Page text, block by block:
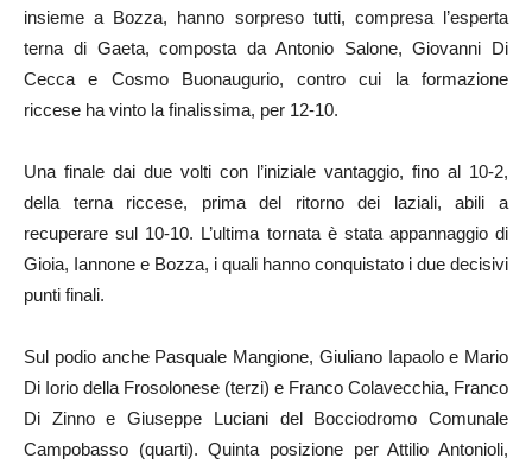
insieme a Bozza, hanno sorpreso tutti, compresa l’esperta
terna di Gaeta, composta da Antonio Salone, Giovanni Di
Cecca e Cosmo Buonaugurio, contro cui la formazione
riccese ha vinto la finalissima, per 12-10.
Una finale dai due volti con l’iniziale vantaggio, fino al 10-2,
della terna riccese, prima del ritorno dei laziali, abili a
recuperare sul 10-10. L’ultima tornata è stata appannaggio di
Gioia, Iannone e Bozza, i quali hanno conquistato i due decisivi
punti finali.
Sul podio anche Pasquale Mangione, Giuliano Iapaolo e Mario
Di Iorio della Frosolonese (terzi) e Franco Colavecchia, Franco
Di Zinno e Giuseppe Luciani del Bocciodromo Comunale
Campobasso (quarti). Quinta posizione per Attilio Antonioli,